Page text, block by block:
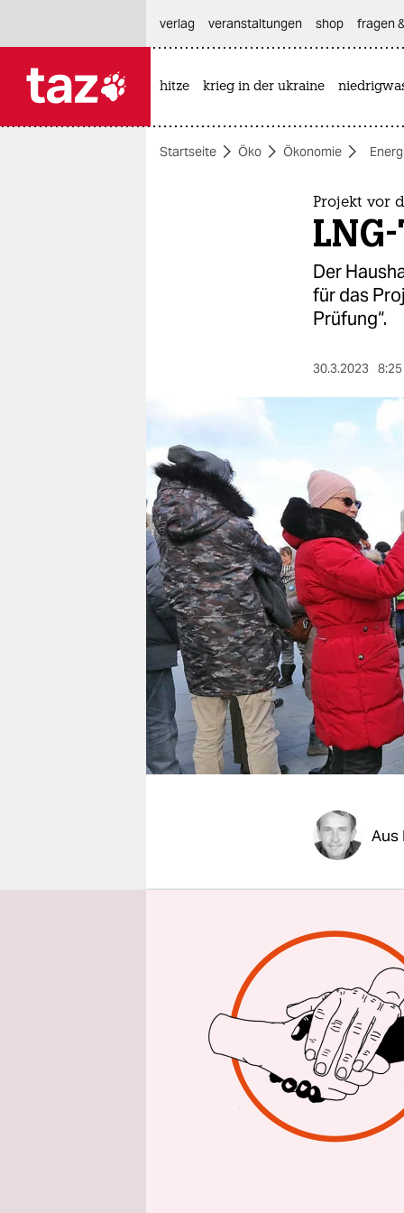
themen
nord
wahrheit
verlag
verlag
veranstaltungen
shop
fragen & hilfe
unterstützen
abo
genossenschaft
verlag
veranstaltungen shop fragen
hitze krieg in der ukraine
Startseite Öko Ökonomie
Projekt vor
Der
für das
Prüfung“.
30.3.2023
Aus
wird
stoppte
Terminal
Der Bau
Prüfung
Planung